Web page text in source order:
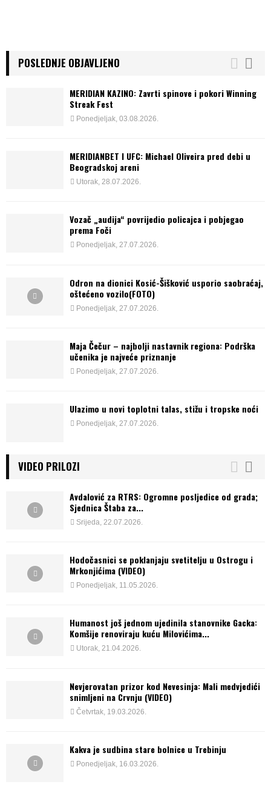
POSLEDNJE OBJAVLJENO
MERIDIAN KAZINO: Zavrti spinove i pokori Winning
Streak Fest
Ponedjeljak, 03.08.2026.
MERIDIANBET I UFC: Michael Oliveira pred debi u
Beogradskoj areni
Utorak, 28.07.2026.
Vozač „audija“ povrijedio policajca i pobjegao
prema Foči
Ponedjeljak, 27.07.2026.
Odron na dionici Kosić-Šišković usporio saobraćaj,
oštećeno vozilo(FOTO)
Ponedjeljak, 27.07.2026.
Maja Čečur – najbolji nastavnik regiona: Podrška
učenika je najveće priznanje
Ponedjeljak, 27.07.2026.
Ulazimo u novi toplotni talas, stižu i tropske noći
Ponedjeljak, 27.07.2026.
VIDEO PRILOZI
Avdalović za RTRS: Ogromne posljedice od grada;
Sjednica Štaba za...
Srijeda, 22.07.2026.
Hodočasnici se poklanjaju svetitelju u Ostrogu i
Mrkonjićima (VIDEO)
Ponedjeljak, 11.05.2026.
Humanost još jednom ujedinila stanovnike Gacka:
Komšije renoviraju kuću Milovićima...
Utorak, 21.04.2026.
Nevjerovatan prizor kod Nevesinja: Mali medvjedići
snimljeni na Crvnju (VIDEO)
Četvrtak, 19.03.2026.
Kakva je sudbina stare bolnice u Trebinju
Ponedjeljak, 16.03.2026.